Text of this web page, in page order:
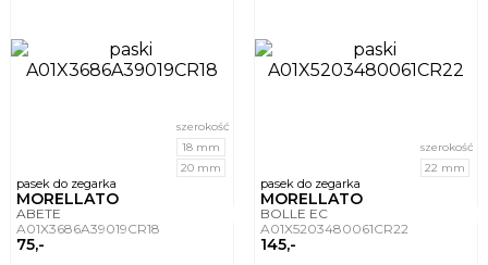
pasek do zegarka
MORELLATO
ABETE
A01X3686A39019CR18
75,-
szerokość
18 mm
20 mm
pasek do zegarka
MORELLATO
BOLLE EC
A01X5203480061CR22
145,-
szerokość
22 mm